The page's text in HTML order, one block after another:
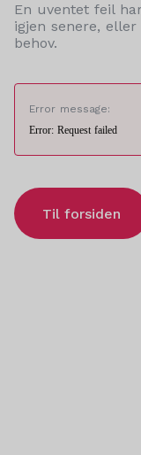
En uventet feil
igjen senere,
behov.
Error message:
Error: Request failed
Til forsiden